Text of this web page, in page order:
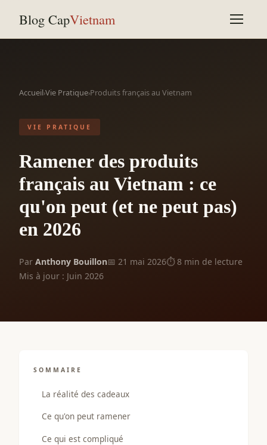
Blog CapVietnam
Accueil›Vie Pratique›Produits français au Vietnam
VIE PRATIQUE
Ramener des produits
français au Vietnam : ce
qu'on peut (et ne peut pas)
en 2026
Par Anthony Bouillon📅 21 mai 2026⏱ 8 min de lecture
Mis à jour : Juin 2026
SOMMAIRE
La réalité des cadeaux
Ce qu'on peut ramener
Ce qui est compliqué